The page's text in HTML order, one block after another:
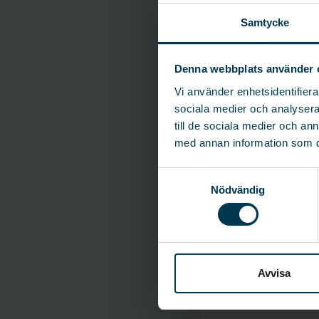
Samtycke
Denna webbplats använder
Vi använder
sociala medier och
till de sociala medier och
med annan information som
Nödvändig
Avvisa
Ja.
Det